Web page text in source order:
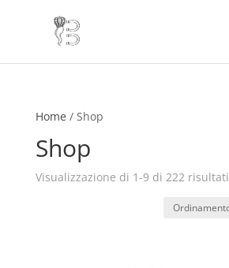
Home / Shop
Shop
Visualizzazione di 1-9 di 222 risultati